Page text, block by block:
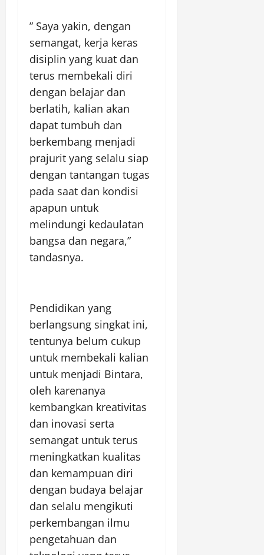
” Saya yakin, dengan
semangat, kerja keras
disiplin yang kuat dan
terus membekali diri
dengan belajar dan
berlatih, kalian akan
dapat tumbuh dan
berkembang menjadi
prajurit yang selalu siap
dengan tantangan tugas
pada saat dan kondisi
apapun untuk
melindungi kedaulatan
bangsa dan negara,”
tandasnya.
Pendidikan yang
berlangsung singkat ini,
tentunya belum cukup
untuk membekali kalian
untuk menjadi Bintara,
oleh karenanya
kembangkan kreativitas
dan inovasi serta
semangat untuk terus
meningkatkan kualitas
dan kemampuan diri
dengan budaya belajar
dan selalu mengikuti
perkembangan ilmu
pengetahuan dan